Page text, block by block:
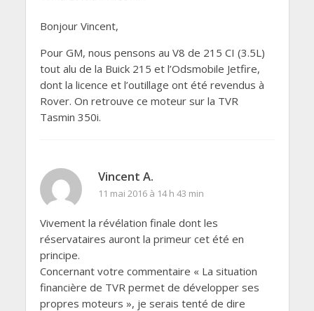
Bonjour Vincent,
Pour GM, nous pensons au V8 de 215 CI (3.5L)
tout alu de la Buick 215 et l’Odsmobile Jetfire,
dont la licence et l’outillage ont été revendus à
Rover. On retrouve ce moteur sur la TVR
Tasmin 350i.
Vincent A.
11 mai 2016 à 14 h 43 min
Vivement la révélation finale dont les
réservataires auront la primeur cet été en
principe.
Concernant votre commentaire « La situation
financière de TVR permet de développer ses
propres moteurs », je serais tenté de dire